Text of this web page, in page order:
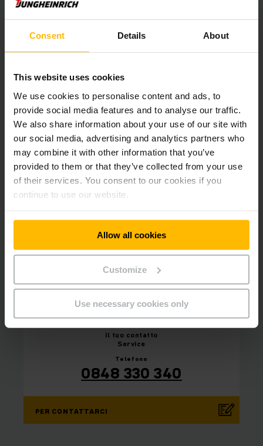
Consent Details About
This website uses cookies
We use cookies to personalise content and ads, to
provide social media features and to analyse our traffic.
We also share information about your use of our site with
our social media, advertising and analytics partners who
may combine it with other information that you’ve
provided to them or that they’ve collected from your use
of their services. You consent to our cookies if you
continue to use our website.
Allow all cookies
Customize
Use necessary cookies only
l'elevata potenza e l'efficienza energetica dei motori
sincroni con i vantaggi economici e di manutenzione dei
motori asincroni trifase. Con l’impiego delle nuove
trasformata in potenza, in modo da dimezzare la perdita
potenza maggiore del veicolo.
Volete saperne di più sui nostri motori
elettrici?
il tuo contatto
Service
Telefono
0848 330 340
PER CONTATTARCI